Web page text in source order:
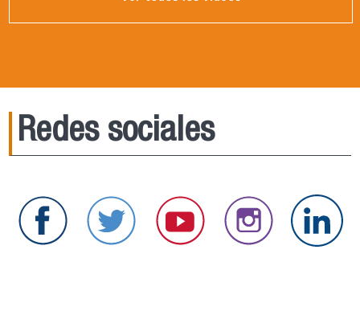
Redes sociales